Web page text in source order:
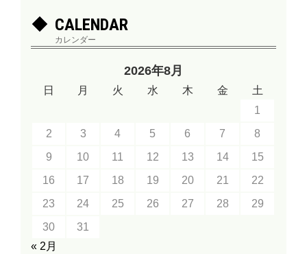
CALENDAR
カレンダー
2026年8月
日 月 火 水 木 金
土
1
2
3 4 5 6 7
8
9
10 11 12 13 14
15
16
17 18 19 20 21
22
23
24 25 26 27 28
29
30
31
« 2月